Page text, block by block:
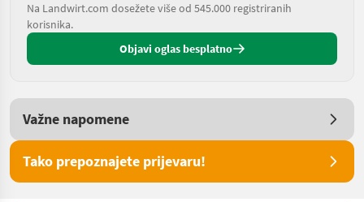
Na Landwirt.com dosežete više od 545.000 registriranih
korisnika.
Objavi oglas besplatno
Važne napomene
Tako prepoznajete prijevaru!